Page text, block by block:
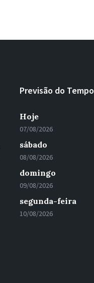
Previsão do Tempo
Hoje
07/08/2026
sábado
08/08/2026
domingo
09/08/2026
segunda-feira
10/08/2026